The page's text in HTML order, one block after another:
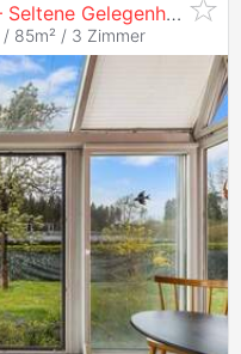
Aus Bestand Neues schaffen – Seltene Gelegenheit in sonniger Siedlungslage!
/ 85m² / 3 Zimmer